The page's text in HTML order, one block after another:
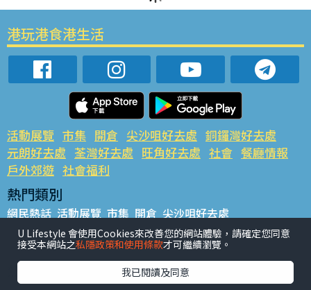
港玩港食港生活
活動展覽 市集 開倉 尖沙咀好去處 銅鑼灣好去處
元朗好去處 荃灣好去處 旺角好去處 社會 餐廳情報
戶外郊遊 社會福利
熱門類別
網民熱話 活動展覽 市集 開倉 尖沙咀好去處
銅鑼灣好去處 元朗好去處 荃灣好去處 旺角好去處 社會
餐廳情報 戶外郊遊
熱門標籤
U Lifestyle 會使用Cookies來改善您的網站體驗，請確定您同意
接受本網站之私隱政策和使用條款才可繼續瀏覽。
我已閱讀及同意